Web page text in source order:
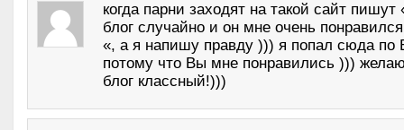
когда парни заходят на такой сайт
блог случайно и он мне очень
«, а я напишу правду ))) я попал сюда по
потому что Вы мне понравились )))
блог классный!)))